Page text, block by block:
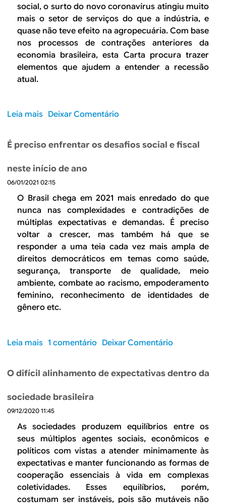
a
n
d
e
m
i
e
c
o
n
ô
m
s
d
i
s
s
o
r
e
r
s
c
o
i
n
f
n
r
i
d
o
p
a
c
o
social, o surto do novo coronavírus atingiu muito
mais o setor de serviços do que a indústria, e
quase não teve efeito na agropecuária. Com base
nos processos de contrações anteriores da
economia brasileira, esta Carta procura trazer
elementos que ajudem a entender a recessão
atual.
Leia mais
r
R
e
c
s
ã
e
t
o
d
2
0
i
n
v
e
r
t
Deixar Comentário
É preciso enfrentar os desafios social e fiscal
neste início de ano
06/01/2021 02:15
O Brasil chega em 2021 mais enredado do que
nunca nas complexidades e contradições de
múltiplas expectativas e demandas. É preciso
voltar a crescer, mas também há que se
responder a uma teia cada vez mais ampla de
direitos democráticos em temas como saúde,
segurança, transporte de qualidade, meio
ambiente, combate ao racismo, empoderamento
feminino, reconhecimento de identidades de
gênero etc.
Leia mais
r
É
p
r
e
c
i
o
e
1 comentário Deixar Comentário
O difícil alinhamento de expectativas dentro da
sociedade brasileira
09/12/2020 11:45
As sociedades produzem equilíbrios entre os
seus múltiplos agentes sociais, econômicos e
políticos com vistas a atender minimamente às
expectativas e manter funcionando as formas de
cooperação essenciais à vida em complexas
coletividades. Esses equilíbrios, porém,
costumam ser instáveis, pois são mutáveis não